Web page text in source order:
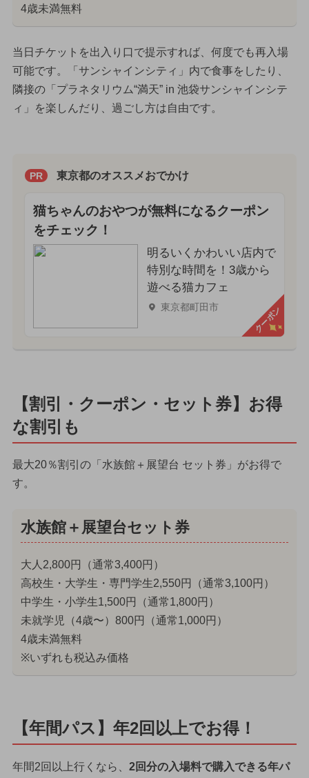
4歳未満無料
当日チケットを出入り口で提示すれば、何度でも再入場
可能です。「サンシャインシティ」内で食事をしたり、
隣接の「プラネタリウム“満天” in 池袋サンシャインシテ
ィ」を楽しんだり、過ごし方は自由です。
PR 東京都のオススメおでかけ
猫ちゃんのおやつが無料になるクーポン
をチェック！
明るいくかわいい店内で
特別な時間を！3歳から
遊べる猫カフェ
東京都町田市 クーポン
【割引・クーポン・セット券】お得
な割引も
最大20％割引の「水族館＋展望台 セット券」がお得で
す。
水族館＋展望台セット券
大人2,800円（通常3,400円）
高校生・大学生・専門学生2,550円（通常3,100円）
中学生・小学生1,500円（通常1,800円）
未就学児（4歳〜）800円（通常1,000円）
4歳未満無料
※いずれも税込み価格
【年間パス】年2回以上でお得！
年間2回以上行くなら、 2回分の入場料で購入できる年パ